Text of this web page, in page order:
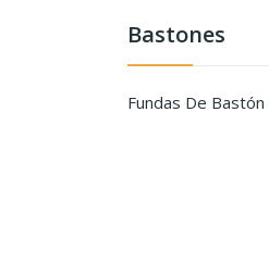
Bastones
Fundas De Bastón